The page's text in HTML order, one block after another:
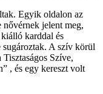
Egyik oldalon az
jelent meg,
karddal és
A szív körül
Tisztaságos Szíve,
, és egy kereszt volt